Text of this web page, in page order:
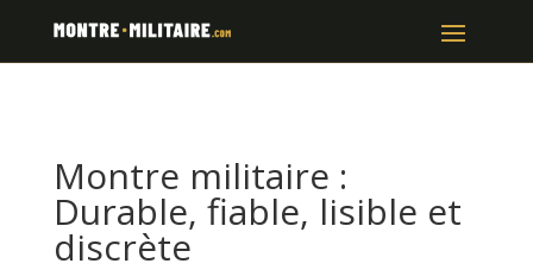
Montre militaire :
Durable, fiable, lisible et
discrète